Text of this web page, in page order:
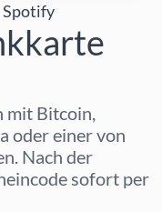
Spotify
Bitcoin,
oder einer von
Nach der
sofort per